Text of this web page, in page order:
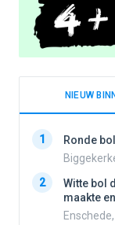
NIEUW
1
Ronde
2
Witte bol
maakte